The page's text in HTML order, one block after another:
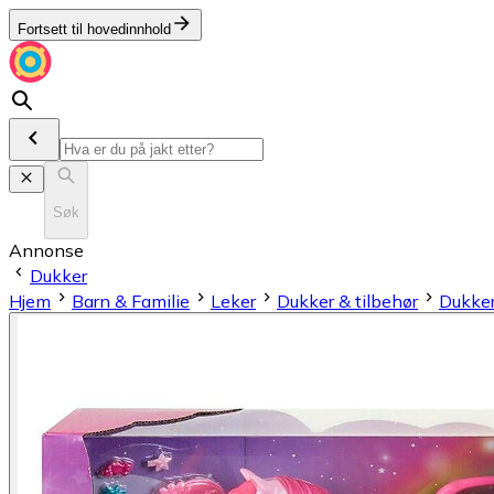
Fortsett til hovedinnhold
Søk
Annonse
Dukker
Hjem
Barn & Familie Leker Dukker & tilbehør